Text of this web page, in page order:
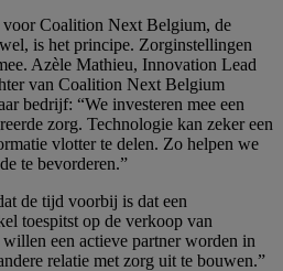
voor Coalition Next Belgium, de
is het principe. Zorginstellingen
Azèle Mathieu, Innovation Lead
van Coalition Next Belgium
bedrijf: “We investeren mee een
zorg. Technologie kan zeker een
vlotter te delen. Zo helpen we
te bevorderen.”
de tijd voorbij is dat een
toespitst op de verkoop van
willen een actieve partner worden in
relatie met zorg uit te bouwen.”